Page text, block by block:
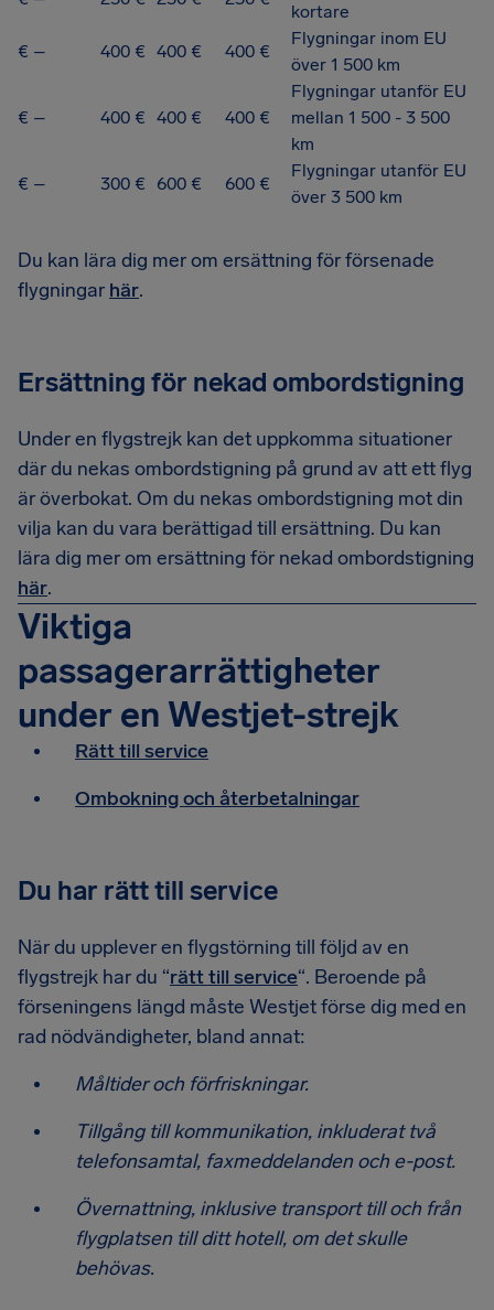
kortare
€ –
400 € 400 € 400 €
Flygningar inom EU
över 1 500 km
€ – 400 € 400 € 400 €
Flygningar utanför EU
mellan 1 500 - 3 500
km
€ –
300 € 600 € 600 €
Flygningar utanför EU
över 3 500 km
Du kan lära dig mer om ersättning för försenade
flygningar här.
Ersättning för nekad ombordstigning
Under en flygstrejk kan det uppkomma situationer
där du nekas ombordstigning på grund av att ett flyg
är överbokat. Om du nekas ombordstigning mot din
vilja kan du vara berättigad till ersättning. Du kan
lära dig mer om ersättning för nekad ombordstigning
här.
Viktiga
passagerarrättigheter
under en Westjet-strejk
Rätt till service
Ombokning och återbetalningar
Du har rätt till service
När du upplever en flygstörning till följd av en
flygstrejk har du “rätt till service“. Beroende på
förseningens längd måste Westjet förse dig med en
rad nödvändigheter, bland annat:
Måltider och förfriskningar.
Tillgång till kommunikation, inkluderat två
telefonsamtal, faxmeddelanden och e-post.
Övernattning, inklusive transport till och från
flygplatsen till ditt hotell, om det skulle
behövas.